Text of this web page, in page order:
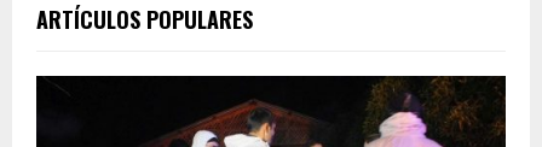
ARTÍCULOS POPULARES